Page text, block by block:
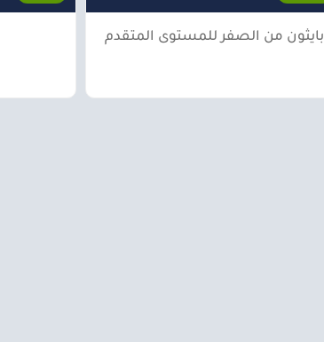
بايثون من الصفر للمستوى المتقدم